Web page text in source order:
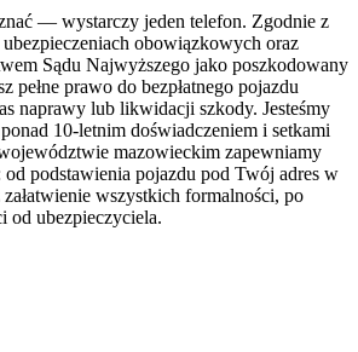
— wystarczy jeden telefon. Zgodnie z
obowiązkowych oraz
Sądu Najwyższego jako poszkodowany
pełne prawo do bezpłatnego pojazdu
naprawy lub likwidacji szkody. Jesteśmy
10-letnim doświadczeniem i setkami
mazowieckim zapewniamy
od podstawienia pojazdu pod Twój adres w
załatwienie wszystkich formalności, po
od ubezpieczyciela.